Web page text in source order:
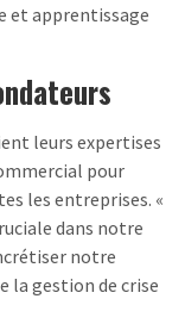
et apprentissage
leurs expertises
pour
les entreprises. «
dans notre
notre
la gestion de crise